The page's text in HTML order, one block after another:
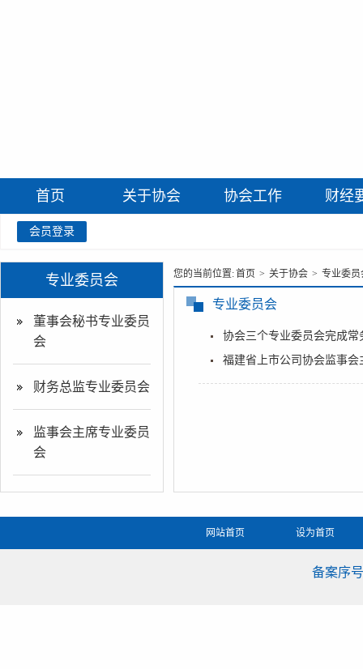
首页 关于协会 协会工作 财经
会员登录
专业委员会
董事会秘书专业委员
会
财务总监专业委员会
监事会主席专业委员
会
您的当前位置:首页 > 关于协会 > 专业委员
专业委员会
协会三个专业委员会完成常
福建省上市公司协会监事
网站首页 设为首页
备案序